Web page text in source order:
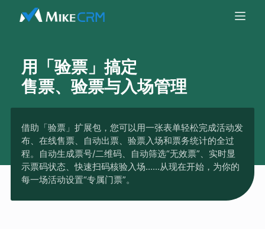
用「验票」搞定
售票、验票与入场管理
借助「验票」扩展包，您可以用一张表单轻松完成活动发
布、在线售票、自动出票、验票入场和票务统计的全过
程。自动生成票号/二维码、自动筛选“无效票”、实时显
示票码状态、快速扫码核验入场......从现在开始，为你的
每一场活动设置“专属门票”。